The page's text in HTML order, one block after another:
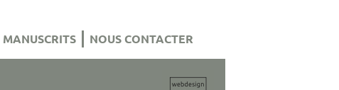
MANUSCRITS NOUS CONTACTER